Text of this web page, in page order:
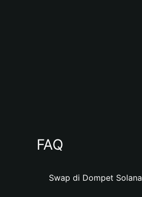
FAQ
Swap di Dompet Solana